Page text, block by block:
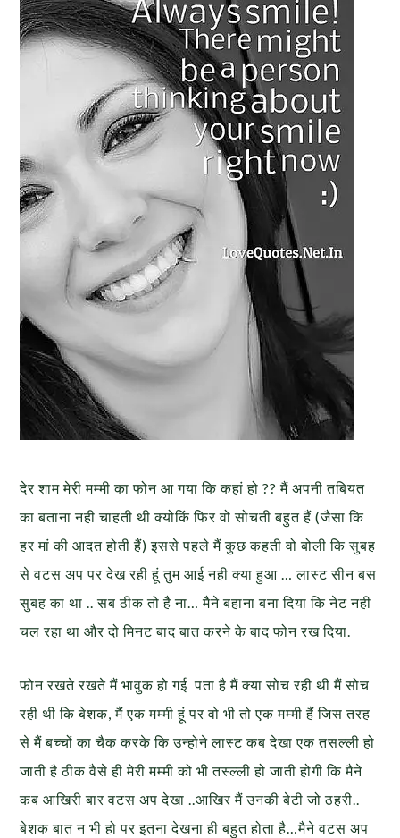
देर शाम मेरी मम्मी का फोन आ गया कि कहां हो ?? मैं अपनी तबियत
का बताना नही चाहती थी क्योकिं फिर वो सोचती बहुत हैं (जैसा कि
हर मां की आदत होती हैं) इससे पहले मैं कुछ कहती वो बोली कि सुबह
से वटस अप पर देख रही हूं तुम आई नही क्या हुआ … लास्ट सीन बस
सुबह का था .. सब ठीक तो है ना… मैने बहाना बना दिया कि नेट नही
चल रहा था और दो मिनट बाद बात करने के बाद फोन रख दिया.
फोन रखते रखते मैं भावुक हो गई पता है मैं क्या सोच रही थी मैं सोच
रही थी कि बेशक, मैं एक मम्मी हूं पर वो भी तो एक मम्मी हैं जिस तरह
से मैं बच्चों का चैक करके कि उन्होने लास्ट कब देखा एक तसल्ली हो
जाती है ठीक वैसे ही मेरी मम्मी को भी तस्ल्ली हो जाती होगी कि मैने
कब आखिरी बार वटस अप देखा ..आखिर मैं उनकी बेटी जो ठहरी..
बेशक बात न भी हो पर इतना देखना ही बहुत होता है…मैने वटस अप